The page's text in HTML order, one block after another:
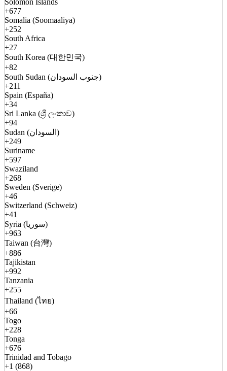
Solomon Islands
+677
Somalia (Soomaaliya)
+252
South Africa
+27
South Korea (대한민국)
+82
South Sudan (جنوب السودان)
+211
Spain (España)
+34
Sri Lanka (ශ්‍රී ලංකාව)
+94
Sudan (السودان)
+249
Suriname
+597
Swaziland
+268
Sweden (Sverige)
+46
Switzerland (Schweiz)
+41
Syria (سوريا)
+963
Taiwan (台灣)
+886
Tajikistan
+992
Tanzania
+255
Thailand (ไทย)
+66
Togo
+228
Tonga
+676
Trinidad and Tobago
+1 (868)